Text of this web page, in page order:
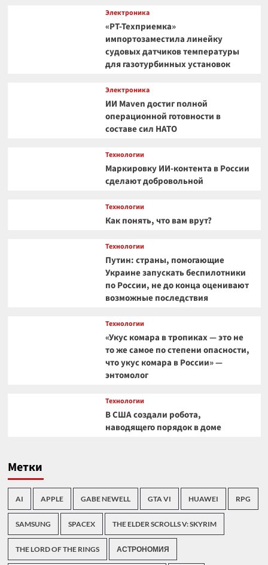
Электроника
«РТ-Техприемка»
импортозаместила линейку
судовых датчиков температуры
для газотурбинных установок
Электроника
ИИ Maven достиг полной
операционной готовности в
составе сил НАТО
Технологии
Маркировку ИИ-контента в России
сделают добровольной
Технологии
Как понять, что вам врут?
Технологии
Путин: страны, помогающие
Украине запускать беспилотники
по России, не до конца оценивают
возможные последствия
Технологии
«Укус комара в тропиках — это не
то же самое по степени опасности,
что укус комара в России» —
энтомолог
Технологии
В США создали робота,
наводящего порядок в доме
Метки
AI APPLE GABE NEWELL GTA VI HUAWEI RPG
SAMSUNG SPACEX THE ELDER SCROLLS V: SKYRIM
THE LORD OF THE RINGS АСТРОНОМИЯ